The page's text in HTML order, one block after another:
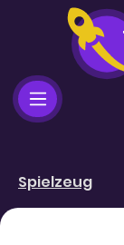
Zum
Spielzeug